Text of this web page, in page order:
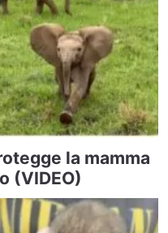
la mamma
(VIDEO)